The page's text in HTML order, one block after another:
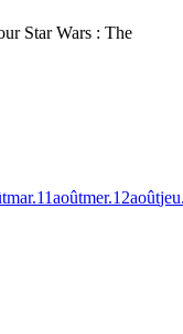
Star Wars : The
mar.11aoûtmer.12août